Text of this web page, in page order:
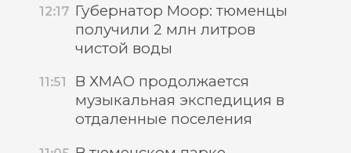
12:17 Губернатор Моор: тюменцы
получили 2 млн литров
чистой воды
11:51
В ХМАО продолжается
музыкальная экспедиция в
отдаленные поселения